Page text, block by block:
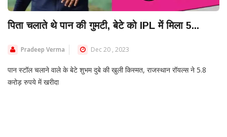
पिता चलाते थे पान की गुमटी, बेटे को IPL में मिला 5...
Pradeep Verma Dec 20 , 2023
पान स्टॉल चलाने वाले के बेटे शुभम दुबे की खुली किस्मत, राजस्थान रॉयल्स ने 5.8
करोड़ रुपये में खरीदा